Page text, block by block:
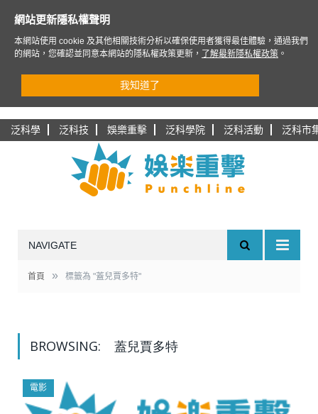
泛科學 泛科技 娛樂重擊 泛科學院 泛科活動 泛科市
NAVIGATE
首頁 » 標籤為 "蓋兒賈多特"
BROWSING: 蓋兒賈多特
電影
網站更新隱私權聲明
本網站使用 cookie 及其他相關技術分析以確保使用者獲得最佳體驗，通過我們
的網站，您確認並同意本網站的隱私權政策更新，
了解最新隱私權政策 。
我知道了